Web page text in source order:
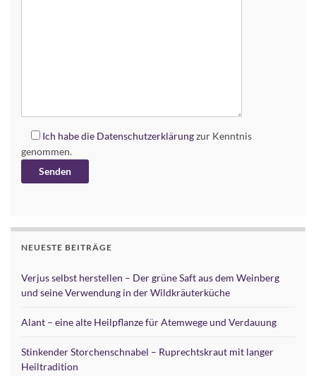
Ich habe die Datenschutzerklärungzur Kenntnis
genommen.
NEUESTE BEITRÄGE
Verjus selbst herstellen – Der grüne Saft aus dem Weinberg
und seine Verwendung in der Wildkräuterküche
Alant – eine alte Heilpflanze für Atemwege und Verdauung
Stinkender Storchenschnabel – Ruprechtskraut mit langer
Heiltradition